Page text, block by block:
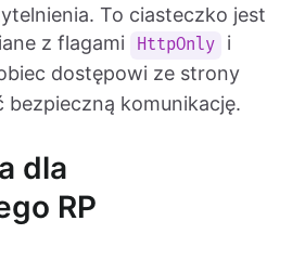
To ciasteczko jest
z flagami
HttpOnly i
dostępowi ze strony
bezpieczną komunikację.
dla
RP